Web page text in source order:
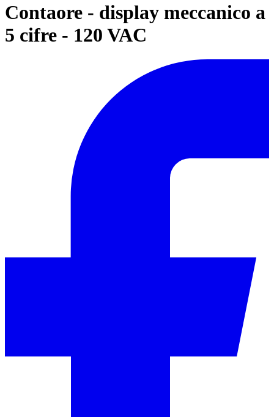
Contaore - display meccanico a
5 cifre - 120 VAC